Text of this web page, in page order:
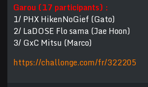
Garou (17 participants) :
1/ PHX HikenNoGief (Gato)
2/ LaDOSE Flo sama (Jae Hoon)
3/ GxC Mitsu (Marco)
https://challonge.com/fr/322205